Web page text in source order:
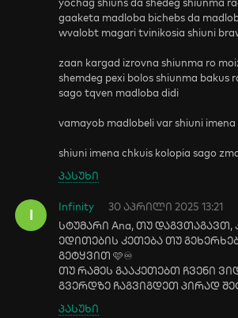
gaaketa madloba bichebs da
wvalobt magari tvinikosia shiuni
zaan kargad izrovna shiunma ro
shemdeg pexi bolos shiunma bakus
sago tqven madloba didi
vamayob madlobeli var shiuni
shiuni imena chkuis kolopia sago
პასუხი
I Infinity
30 აპრილი 2025 13:21
სტუმარი Ana, თუ დაგვთაგავთ,
ედითების კეთება თუ
გეტყვით 🩷♾️
თუ რამეს გააკეთებთ ჩვენი
გვერდზე ჩაგვიგდეთ პირად
პასუხი